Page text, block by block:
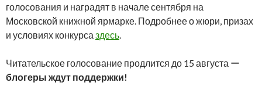
голосования и наградят в начале сентября на
Московской книжной ярмарке. Подробнее о жюри, призах
и условиях конкурса здесь.
Читательское голосование продлится до 15 августа ー
блогеры ждут поддержки!